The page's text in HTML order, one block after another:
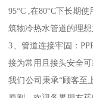
95°C ,在80°C下长期
筑物冷热水管道的理想
3、管道连接牢固：
接为常用且接头安全可
我们公司秉承“顾客至